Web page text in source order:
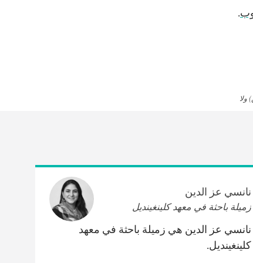
.
ولا
نانسي عز الدين
زميلة باحثة في معهد كلينغينديل
نانسي عز الدين هي زميلة باحثة في معهد
كلينغينديل.